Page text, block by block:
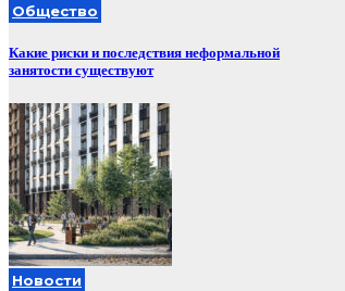
Общество
Какие риски и последствия неформальной
занятости существуют
Новости